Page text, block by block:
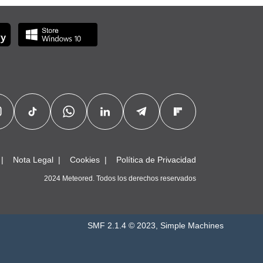
Nota Legal Cookies Política de Privacidad
2024 Meteored. Todos los derechos reservados
SMF 2.1.4 © 2023, Simple Machines